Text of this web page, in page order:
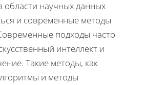
области научных данных
и современные методы
подходы часто
интеллект и
Такие методы, как
и методы